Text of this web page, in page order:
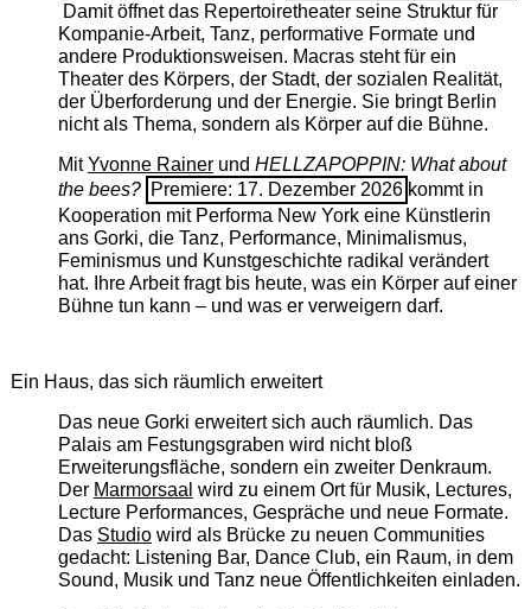
Damit öffnet das Repertoiretheater seine Struktur für
Kompanie-Arbeit, Tanz, performative Formate und
andere Produktionsweisen. Macras steht für ein
Theater des Körpers, der Stadt, der sozialen Realität,
der Überforderung und der Energie. Sie bringt Berlin
nicht als Thema, sondern als Körper auf die Bühne.
MitYvonne Rainerund HELLZAPOPPIN: What about
the bees? Premiere: 17. Dezember 2026 kommt in
Kooperation mit Performa New York eine Künstlerin
ans Gorki, die Tanz, Performance, Minimalismus,
Feminismus und Kunstgeschichte radikal verändert
hat. Ihre Arbeit fragt bis heute, was ein Körper auf einer
Bühne tun kann – und was er verweigern darf.
Ein Haus, das sich räumlich erweitert
Das neue Gorki erweitert sich auch räumlich. Das
Palais am Festungsgraben wird nicht bloß
Erweiterungsfläche, sondern ein zweiter Denkraum.
Der Marmorsaal wird zu einem Ort für Musik, Lectures,
Lecture Performances, Gespräche und neue Formate.
Das Studiowird als Brücke zu neuen Communities
gedacht: Listening Bar, Dance Club, ein Raum, in dem
Sound, Musik und Tanz neue Öffentlichkeiten einladen.